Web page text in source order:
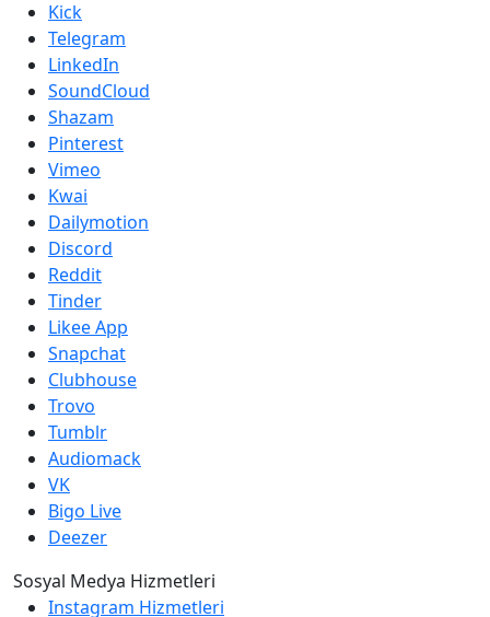
Kick
Telegram
LinkedIn
SoundCloud
Shazam
Pinterest
Vimeo
Kwai
Dailymotion
Discord
Reddit
Tinder
Likee App
Snapchat
Clubhouse
Trovo
Tumblr
Audiomack
VK
Bigo Live
Deezer
Sosyal Medya Hizmetleri
Instagram Hizmetleri